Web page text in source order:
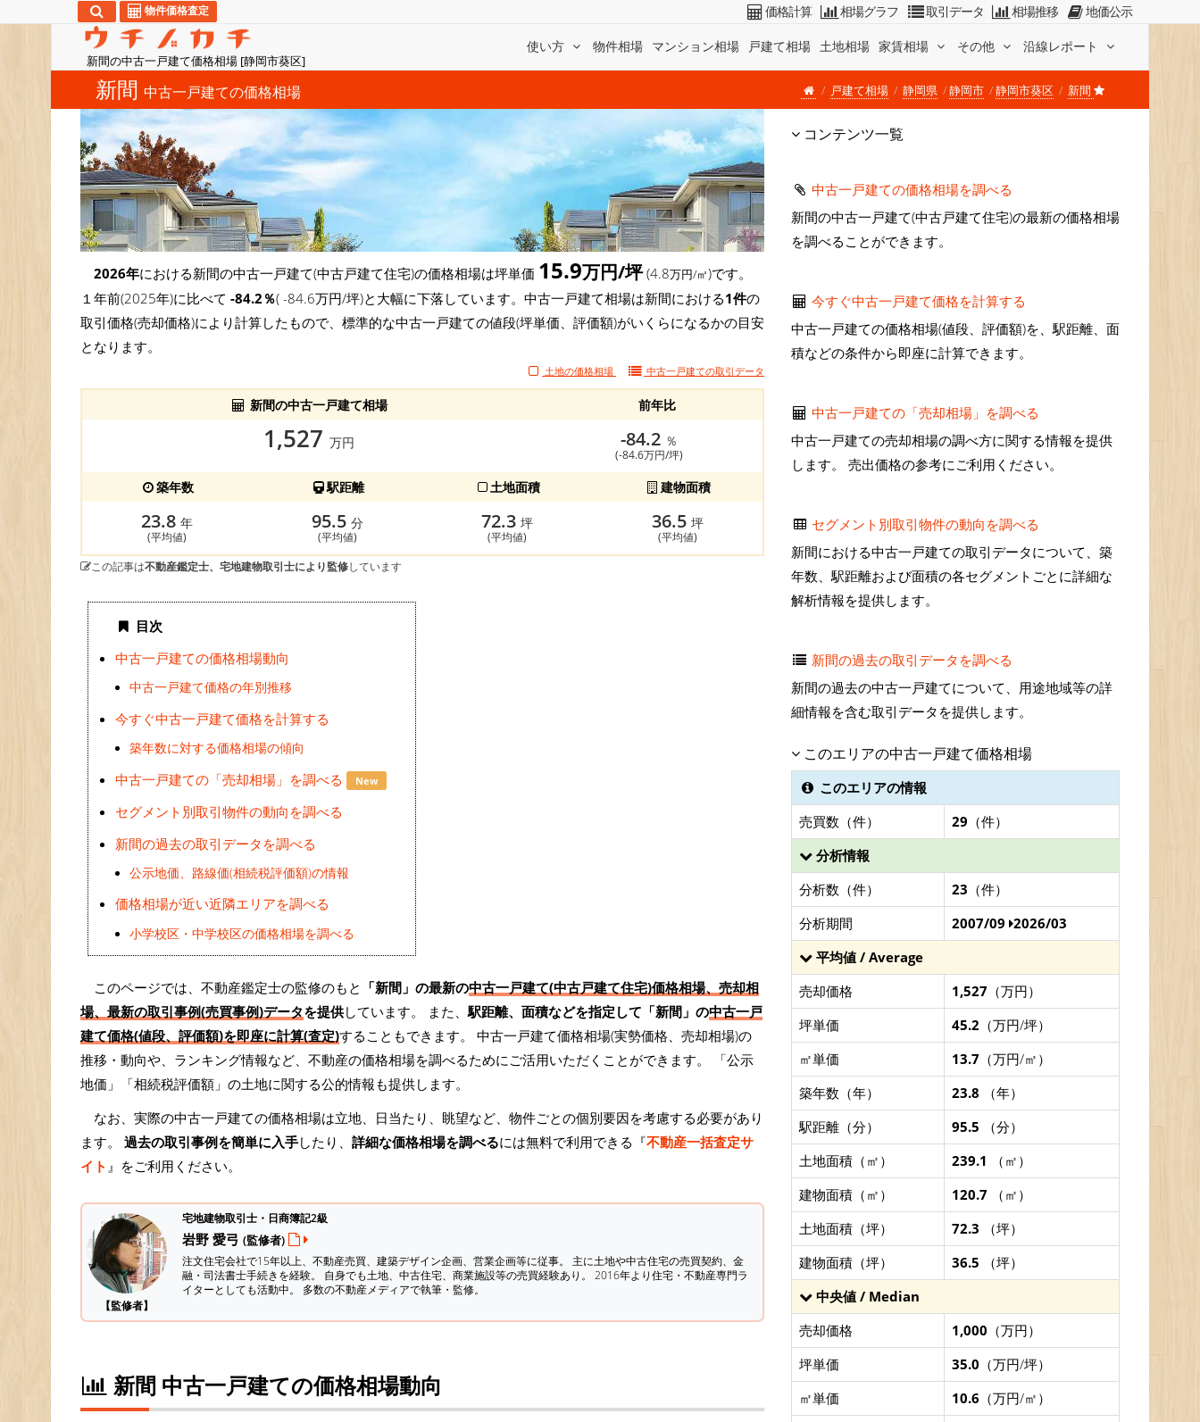
新間の中古一戸建て価格相場 [静岡市葵区]
使い方 物件相場 マンション相場 戸建て相場 土地相場 家賃相場 その他 沿線レポート
物件価格査定 価格計算 相場グラフ 取引データ 相場推移 地価公示
新間 中古一戸建ての価格相場 戸建て相場 静岡県 静岡市 静岡市葵区 新間
2026年における新間の中古一戸建て(中古戸建て住宅)の価格相場は坪単価 15.9万円/坪(4.8万円/㎡)です。
１年前(2025年)に比べて -84.2％( -84.6万円/坪)と大幅に下落しています。中古一戸建て相場は新間における1件の
取引価格(売却価格)により計算したもので、標準的な中古一戸建ての値段(坪単価、評価額)がいくらになるかの目安
となります。
土地の価格相場 中古一戸建ての取引データ
新間の中古一戸建て相場 前年比
1,527 万円 -84.2 ％
(-84.6万円/坪)
築年数 駅距離 土地面積 建物面積
23.8年
(平均値)
95.5 分
(平均値)
72.3坪
(平均値)
36.5 坪
(平均値)
この記事は不動産鑑定士、宅地建物取引士により監修しています
目次
中古一戸建ての価格相場動向
中古一戸建て価格の年別推移
今すぐ中古一戸建て価格を計算する
築年数に対する価格相場の傾向
中古一戸建ての「売却相場」を調べる New
セグメント別取引物件の動向を調べる
新間の過去の取引データを調べる
公示地価、路線価(相続税評価額)の情報
価格相場が近い近隣エリアを調べる
小学校区・中学校区の価格相場を調べる
このページでは、不動産鑑定士の監修のもと 「新間」の最新の中古一戸建て(中古戸建て住宅)価格相場、売却相
場、最新の取引事例(売買事例)データを提供しています。 また、駅距離、面積などを指定して「新間」の中古一戸
建て価格(値段、評価額)を即座に計算(査定)することもできます。 中古一戸建て価格相場(実勢価格、売却相場)の
推移・動向や、ランキング情報など、不動産の価格相場を調べるためにご活用いただくことができます。
「公示
地価」「相続税評価額」の土地に関する公的情報も提供します。
なお、実際の中古一戸建ての価格相場は立地、日当たり、眺望など、物件ごとの個別要因を考慮する必要があり
ます。 過去の取引事例を簡単に入手したり、 詳細な価格相場を調べるには無料で利用できる『不動産一括査定サ
イト 』をご利用ください。
【監修者】
宅地建物取引士・日商簿記2級
岩野 愛弓 (監修者)
注文住宅会社で15年以上、不動産売買、建築デザイン企画、営業企画等に従事。 主に土地や中古住宅の売買契約、金
融・司法書士手続きを経験。 自身でも土地、中古住宅、商業施設等の売買経験あり。 2016年より住宅・不動産専門ラ
イターとしても活動中。 多数の不動産メディアで執筆・監修。
新間 中古一戸建ての価格相場動向
コンテンツ一覧
中古一戸建ての価格相場を調べる
新間の中古一戸建て(中古戸建て住宅)の最新の価格相場
を調べることができます。
今すぐ中古一戸建て価格を計算する
中古一戸建ての価格相場(値段、評価額)を、駅距離、面
積などの条件から即座に計算できます。
中古一戸建ての「売却相場」を調べる
中古一戸建ての売却相場の調べ方に関する情報を提供
します。 売出価格の参考にご利用ください。
セグメント別取引物件の動向を調べる
新間における中古一戸建ての取引データについて、築
年数、駅距離および面積の各セグメントごとに詳細な
解析情報を提供します。
新間の過去の取引データを調べる
新間の過去の中古一戸建てについて、用途地域等の詳
細情報を含む取引データを提供します。
このエリアの中古一戸建て価格相場
このエリアの情報
売買数（件）
29 （件）
分析情報
分析数（件）
23 （件）
分析期間
2007/09 2026/03
平均値 / Average
売却価格
1,527 （万円）
坪単価
45.2 （万円/坪）
㎡単価
13.7 （万円/㎡）
築年数（年）
23.8 （年）
駅距離（分）
95.5 （分）
土地面積（㎡）
239.1 （㎡）
建物面積（㎡）
120.7 （㎡）
土地面積（坪）
72.3 （坪）
建物面積（坪）
36.5 （坪）
中央値 / Median
売却価格
1,000 （万円）
坪単価
35.0 （万円/坪）
㎡単価
10.6 （万円/㎡）